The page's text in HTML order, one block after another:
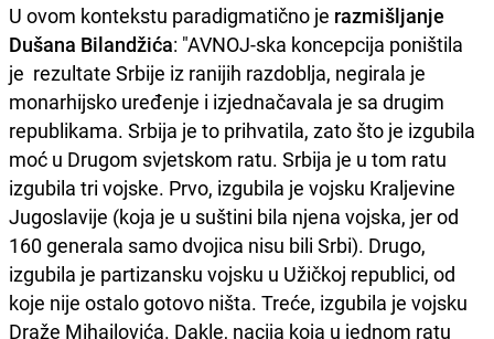
U ovom kontekstu paradigmatično je razmišljanje
Dušana Bilandžića: "AVNOJ-ska koncepcija poništila
je rezultate Srbije iz ranijih razdoblja, negirala je
monarhijsko uređenje i izjednačavala je sa drugim
republikama. Srbija je to prihvatila, zato što je izgubila
moć u Drugom svjetskom ratu. Srbija je u tom ratu
izgubila tri vojske. Prvo, izgubila je vojsku Kraljevine
Jugoslavije (koja je u suštini bila njena vojska, jer od
160 generala samo dvojica nisu bili Srbi). Drugo,
izgubila je partizansku vojsku u Užičkoj republici, od
koje nije ostalo gotovo ništa. Treće, izgubila je vojsku
Draže Mihailovića. Dakle, nacija koja u jednom ratu